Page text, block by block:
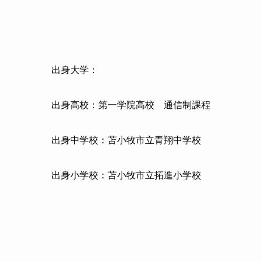
出身大学：
出身高校：第一学院高校 通信制課程
出身中学校：苫小牧市立青翔中学校
出身小学校：苫小牧市立拓進小学校